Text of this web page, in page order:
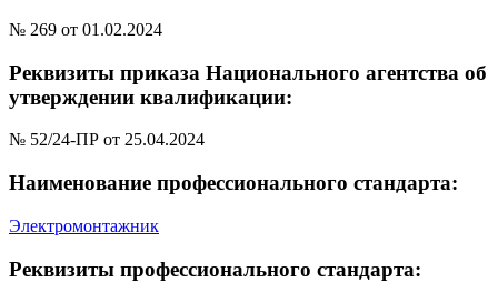
№ 269 от 01.02.2024
Реквизиты приказа Национального агентства об
утверждении квалификации:
№ 52/24-ПР от 25.04.2024
Наименование профессионального стандарта:
Электромонтажник
Реквизиты профессионального стандарта: